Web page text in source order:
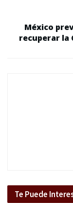
México
recuperar la
Te Puede